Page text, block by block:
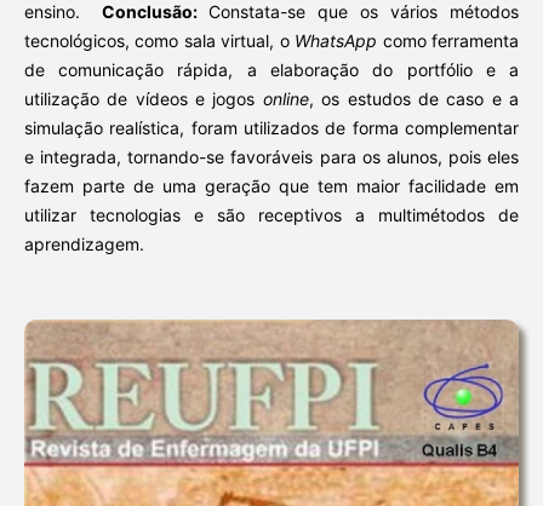
ensino. Conclusão: Constata-se que os vários métodos
tecnológicos, como sala virtual, o WhatsApp como ferramenta
de comunicação rápida, a elaboração do portfólio e a
utilização de vídeos e jogos online, os estudos de caso e a
simulação realística, foram utilizados de forma complementar
e integrada, tornando-se favoráveis para os alunos, pois eles
fazem parte de uma geração que tem maior facilidade em
utilizar tecnologias e são receptivos a multimétodos de
aprendizagem.